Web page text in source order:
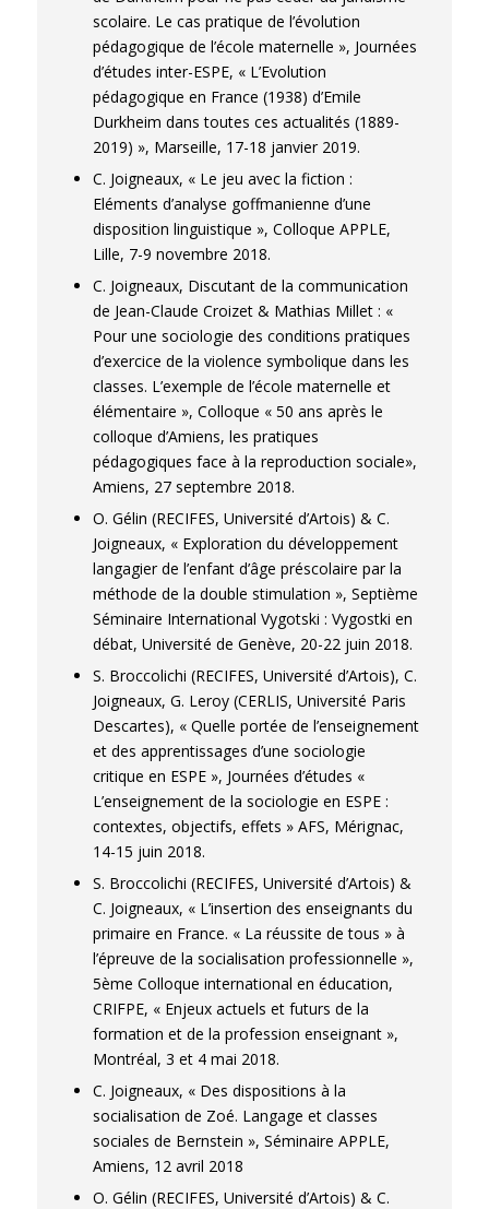
scolaire. Le cas pratique de l’évolution
pédagogique de l’école maternelle », Journées
d’études inter-ESPE, « L’Evolution
pédagogique en France (1938) d’Emile
Durkheim dans toutes ces actualités (1889-
2019) », Marseille, 17-18 janvier 2019.
C. Joigneaux, « Le jeu avec la fiction :
Eléments d’analyse goffmanienne d’une
disposition linguistique », Colloque APPLE,
Lille, 7-9 novembre 2018.
C. Joigneaux, Discutant de la communication
de Jean-Claude Croizet & Mathias Millet : «
Pour une sociologie des conditions pratiques
d’exercice de la violence symbolique dans les
classes. L’exemple de l’école maternelle et
élémentaire », Colloque « 50 ans après le
colloque d’Amiens, les pratiques
pédagogiques face à la reproduction sociale»,
Amiens, 27 septembre 2018.
O. Gélin (RECIFES, Université d’Artois) & C.
Joigneaux, « Exploration du développement
langagier de l’enfant d’âge préscolaire par la
méthode de la double stimulation », Septième
Séminaire International Vygotski : Vygostki en
débat, Université de Genève, 20-22 juin 2018.
S. Broccolichi (RECIFES, Université d’Artois), C.
Joigneaux, G. Leroy (CERLIS, Université Paris
Descartes), « Quelle portée de l’enseignement
et des apprentissages d’une sociologie
critique en ESPE », Journées d’études «
L’enseignement de la sociologie en ESPE :
contextes, objectifs, effets » AFS, Mérignac,
14-15 juin 2018.
S. Broccolichi (RECIFES, Université d’Artois) &
C. Joigneaux, « L’insertion des enseignants du
primaire en France. « La réussite de tous » à
l’épreuve de la socialisation professionnelle »,
5ème Colloque international en éducation,
CRIFPE, « Enjeux actuels et futurs de la
formation et de la profession enseignant »,
Montréal, 3 et 4 mai 2018.
C. Joigneaux, « Des dispositions à la
socialisation de Zoé. Langage et classes
sociales de Bernstein », Séminaire APPLE,
Amiens, 12 avril 2018
O. Gélin (RECIFES, Université d’Artois) & C.